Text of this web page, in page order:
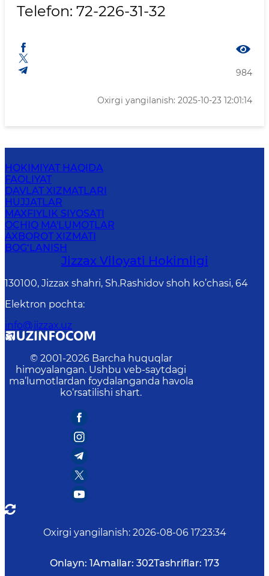
Telefon: 72-226-31-32
984
Oxirgi yangilanish: 2025-10-23 12:01:14
HOKIMIYAT HAQIDA
FAOLIYAT
DAVLAT XIZMATLARI
HUJJATLAR
MAXFIYLIK SIYOSATI
OCHIQ MA'LUMOTLAR
AXBOROT XIZMATI
BOG‘LANISH
Jizzах Vilоyati Hоkimligi
130100, Jizzax shahri, Sh.Rashidov shoh ko’chasi, 64
Elektron pochta:
info@jizzax.uz
© 2001-2026 Barcha huquqlar
himoyalangan. Ushbu veb-saytdagi
ma’lumotlardan foydalanganda havola
ko‘rsatilishi shart.
Oxirgi yangilanish: 2026-08-06 17:23:34
Onlayn: 1Amallar: 302Tashriflar: 173